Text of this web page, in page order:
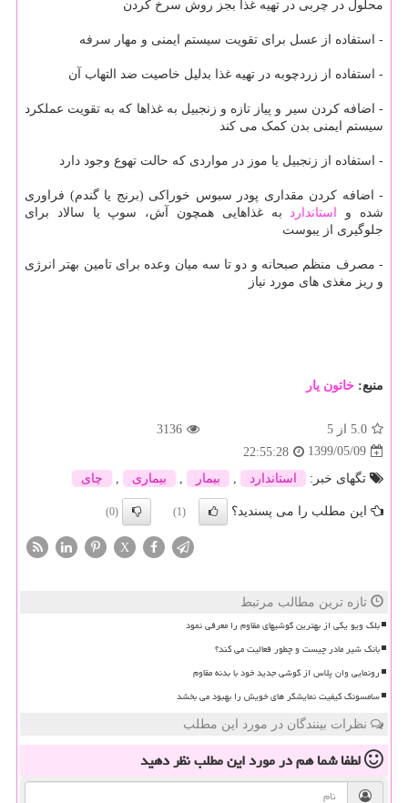
محلول در چربی در تهیه غذا بجز روش سرخ کردن
- استفاده از عسل برای تقویت سیستم ایمنی و مهار سرفه
- استفاده از زردچوبه در تهیه غذا بدلیل خاصیت ضد التهاب آن
- اضافه کردن سیر و پیاز تازه و زنجبیل به غذاها که به تقویت عملکرد
سیستم ایمنی بدن کمک می کند
- استفاده از زنجبیل یا موز در مواردی که حالت تهوع وجود دارد
- اضافه کردن مقداری پودر سبوس خوراکی (برنج یا گندم) فراوری
شده و استاندارد
به غذاهایی همچون آش، سوپ یا سالاد برای
جلوگیری از یبوست
- مصرف منظم صبحانه و دو تا سه میان وعده برای تامین بهتر انرژی
و ریز مغذی های مورد نیاز
منبع: خاتون یار
5.0 از 5
3136
1399/05/09
22:55:28
تگهای خبر:
استاندارد بیمار بیماری چای
این مطلب را می پسندید؟ (1)
(0)
X
تازه ترین مطالب مرتبط
بلک ویو یکی از بهترین گوشیهای مقاوم را معرفی نمود
بانک شیر مادر چیست و چطور فعالیت می کند؟
رونمایی وان پلاس از گوشی جدید خود با بدنه مقاوم
سامسونگ کیفیت نمایشگر های خویش را بهبود می بخشد
نظرات بینندگان در مورد این مطلب
لطفا شما همدر مورد این مطلبنظر دهید